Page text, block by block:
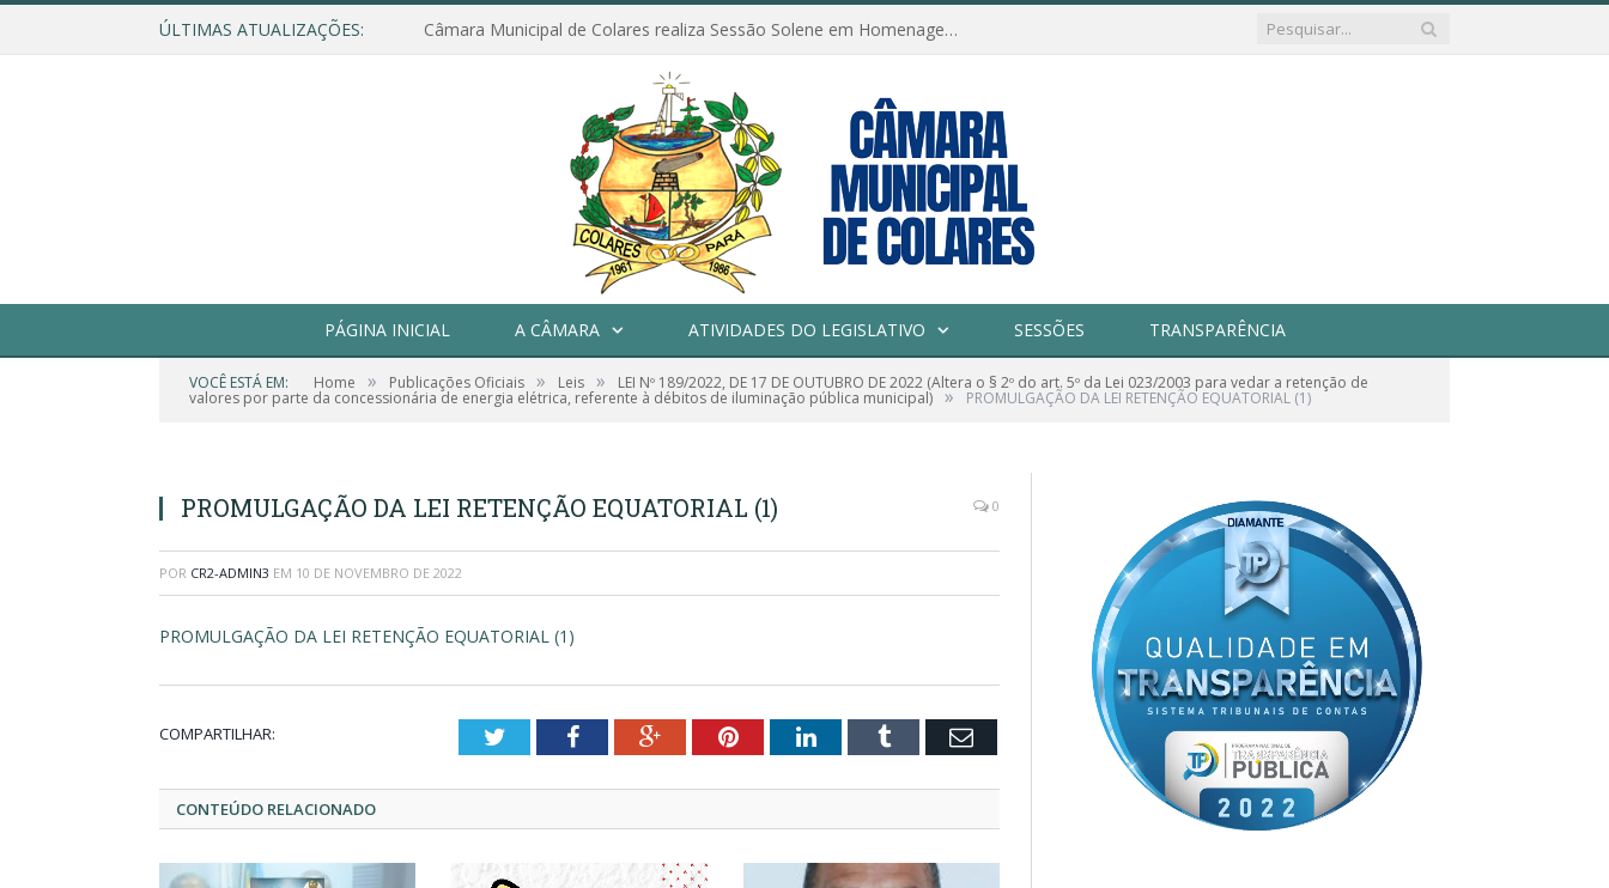
ÚLTIMAS ATUALIZAÇÕES: Câmara Municipal de Colares realiza Sessão Solene em Homenagem ao Dia das Mães
PÁGINA INICIAL A CÂMARA ATIVIDADES DO LEGISLATIVO SESSÕES TRANSPARÊNCIA
VOCÊ ESTÁ EM: Home » Publicações Oficiais » Leis » LEI Nº 189/2022, DE 17 DE OUTUBRO DE 2022 (Altera o § 2º do art. 5º da Lei 023/2003 para vedar a retenção de
valores por parte da concessionária de energia elétrica, referente à débitos de iluminação pública municipal) » PROMULGAÇÃO DA LEI RETENÇÃO EQUATORIAL (1)
PROMULGAÇÃO DA LEI RETENÇÃO EQUATORIAL (1) 0
POR CR2-ADMIN3 EM 10 DE NOVEMBRO DE 2022
PROMULGAÇÃO DA LEI RETENÇÃO EQUATORIAL (1)
COMPARTILHAR: TwitterFacebookGoogle+PinterestLinkedInTumblr Email
CONTEÚDO RELACIONADO